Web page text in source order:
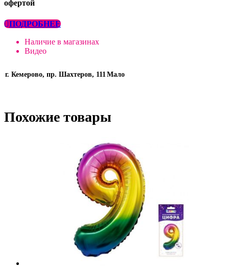
офертой
ПОДРОБНЕЕ
Наличие в магазинах
Видео
г. Кемерово, пр. Шахтеров, 111Мало
Похожие товары